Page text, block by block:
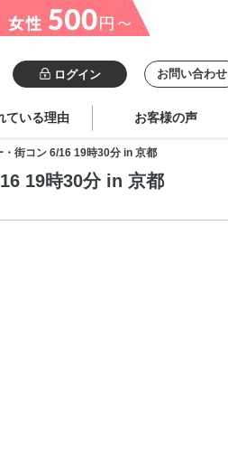
ログイン お問い合わせ
ている理由 お客様の声
街コン 6/16 19時30分 in 京都
19時30分 in 京都